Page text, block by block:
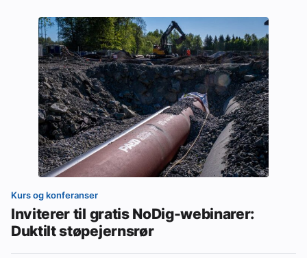
Kurs og konferanser
Inviterer til gratis NoDig-webinarer:
Duktilt støpejernsrør